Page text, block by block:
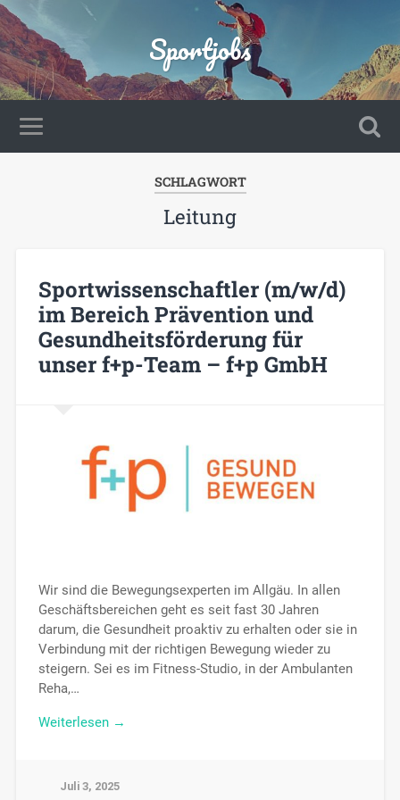
Sportjobs
SCHLAGWORT
Leitung
Sportwissenschaftler (m/w/d)
im Bereich Prävention und
Gesundheitsförderung für
unser f+p-Team – f+p GmbH
Wir sind die Bewegungsexperten im Allgäu. In allen
Geschäftsbereichen geht es seit fast 30 Jahren
darum, die Gesundheit proaktiv zu erhalten oder sie in
Verbindung mit der richtigen Bewegung wieder zu
steigern. Sei es im Fitness-Studio, in der Ambulanten
Reha,…
Weiterlesen →
Juli 3, 2025